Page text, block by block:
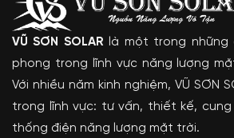
VŨ SƠN SOLAR là một trong những
phong trong lĩnh vực năng lượng
Với nhiều năm kinh nghiệm, VŨ SƠN
trong lĩnh vực: tư vấn, thiết kế,
thống điện năng lượng mặt trời.